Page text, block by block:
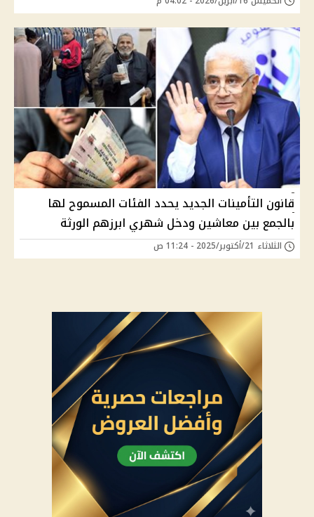
قانون التأمينات الجديد يحدد الفئات المسموح لها
بالجمع بين معاشين ودخل شهري ابرزهم الورثة
الثلاثاء 21/أكتوبر/2025 - 11:24 ص